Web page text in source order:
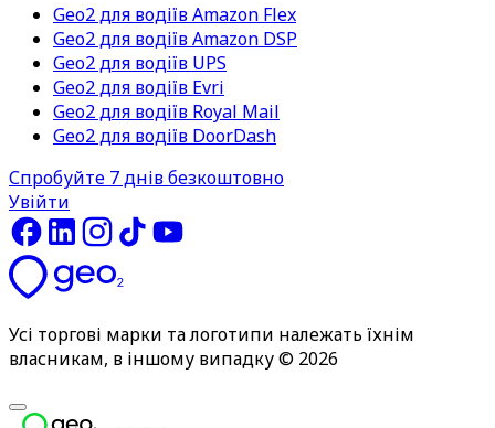
Geo2 для водіїв Amazon Flex
Geo2 для водіїв Amazon DSP
Geo2 для водіїв UPS
Geo2 для водіїв Evri
Geo2 для водіїв Royal Mail
Geo2 для водіїв DoorDash
Спробуйте 7 днів безкоштовно
Увійти
Усі торгові марки та логотипи належать їхнім
власникам, в іншому випадку © 2026